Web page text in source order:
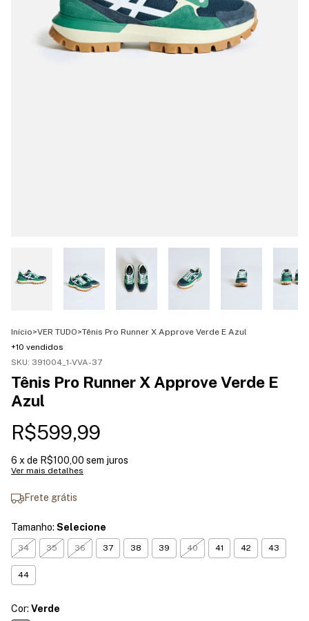
Início>VER TUDO>Tênis Pro Runner X Approve Verde E Azul
+10 vendidos
SKU: 391004_1-VVA-37
Tênis Pro Runner X Approve Verde E
Azul
R$599,99
6 x de R$100,00 sem juros
Ver mais detalhes
Frete grátis
Tamanho: Selecione
34 35 36 37 38 39 40 41 42 43
44
Cor: Verde